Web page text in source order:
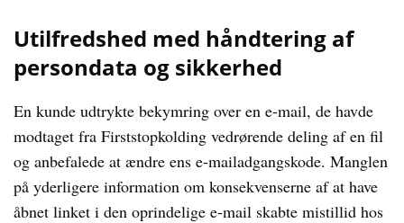
Utilfredshed med håndtering af
persondata og sikkerhed
En kunde udtrykte bekymring over en e-mail, de havde
modtaget fra Firststopkolding vedrørende deling af en fil
og anbefalede at ændre ens e-mailadgangskode. Manglen
på yderligere information om konsekvenserne af at have
åbnet linket i den oprindelige e-mail skabte mistillid hos